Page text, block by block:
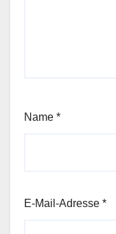
Name *
E-Mail-Adresse *